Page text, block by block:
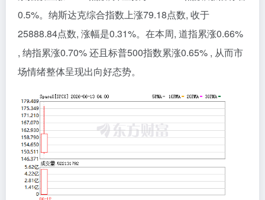
0.5%。纳斯达克综合指数上涨79.18点数, 收于
25888.84点数, 涨幅是0.31%。在本周, 道指累涨0.66%
, 纳指累涨0.70% 还且标普500指数累涨0.65% , 从而市
场情绪整体呈现出向好态势。